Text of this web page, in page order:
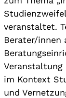
veranstaltet.
Berater/innen
Veranstaltung
im Kontext
und